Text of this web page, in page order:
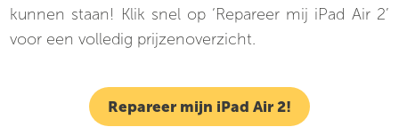
kunnen staan! Klik snel op ‘Repareer mij iPad Air 2’
voor een volledig prijzenoverzicht.
Repareer mijn iPad Air 2!